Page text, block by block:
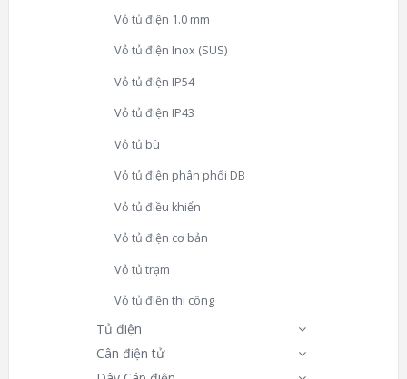
Vỏ tủ điện 1.0 mm
Vỏ tủ điện Inox (SUS)
Vỏ tủ điện IP54
Vỏ tủ điện IP43
Vỏ tủ bù
Vỏ tủ điện phân phối DB
Vỏ tủ điều khiển
Vỏ tủ điện cơ bản
Vỏ tủ trạm
Vỏ tủ điện thi công
Tủ điện
Cân điện tử